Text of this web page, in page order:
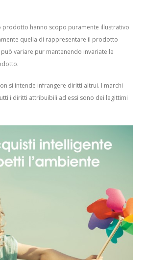
prodotto hanno scopo puramente illustrativo
quella di rappresentare il prodotto
variare pur mantenendo invariate le
si intende infrangere diritti altrui. I marchi
i diritti attribuibili ad essi sono dei legittimi